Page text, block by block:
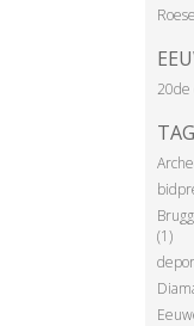
20de
TAG
(1)